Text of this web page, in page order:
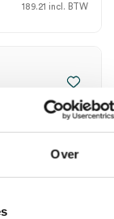
Over
189.21 incl. BTW